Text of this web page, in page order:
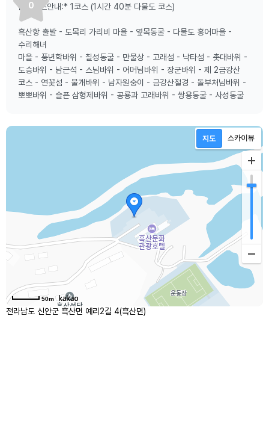
0
관광코스안내:* 1코스 (1시간 40분 다물도 코스)
흑산항 출발 - 도목리 가리비 마을 - 옆목동굴 - 다물도 홍어마을 -
수리해녀
마을 - 풍년학바위 - 칠성동굴 - 만물상 - 고래섬 - 낙타섬 - 촛대바위 -
도승바위 - 남근석 - 스님바위 - 어머님바위 - 장군바위 - 제 2금강산
코스 - 연꽃섬 - 물개바위 - 남자원숭이 - 금강산절경 - 돌부처님바위 -
뽀뽀바위 - 슬픈 삼형제바위 - 공룡과 고래바위 - 쌍용동굴 - 사성동굴
50m
전라남도 신안군 흑산면 예리2길 4(흑산면)